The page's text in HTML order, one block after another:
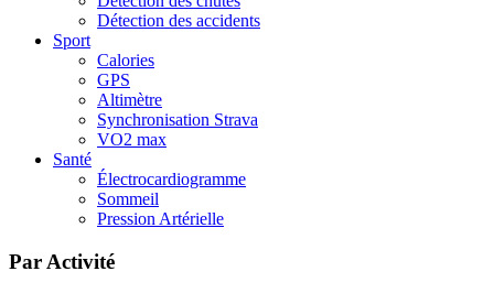
Détection des accidents
Sport
Calories
GPS
Altimètre
Synchronisation Strava
VO2 max
Santé
Électrocardiogramme
Sommeil
Pression Artérielle
Par Activité